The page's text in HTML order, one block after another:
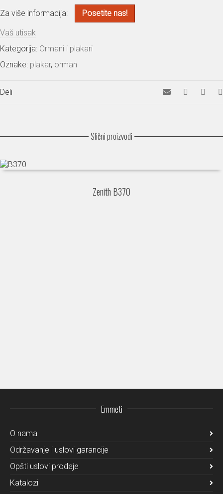
Za više informacija: Posetite nas!
Vaš utisak
Kategorija: Ormani i plakari
Oznake: plakar, orman
Deli
Slični proizvodi
Zenith B370
Emmeti
O nama
Održavanje i uslovi garancije
Opšti uslovi prodaje
Katalozi